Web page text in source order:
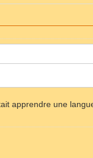
apprendre une